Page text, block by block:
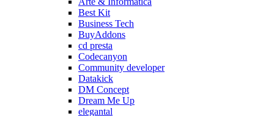
Best Kit
Business Tech
BuyAddons
cd presta
Codecanyon
Community developer
Datakick
DM Concept
Dream Me Up
elegantal